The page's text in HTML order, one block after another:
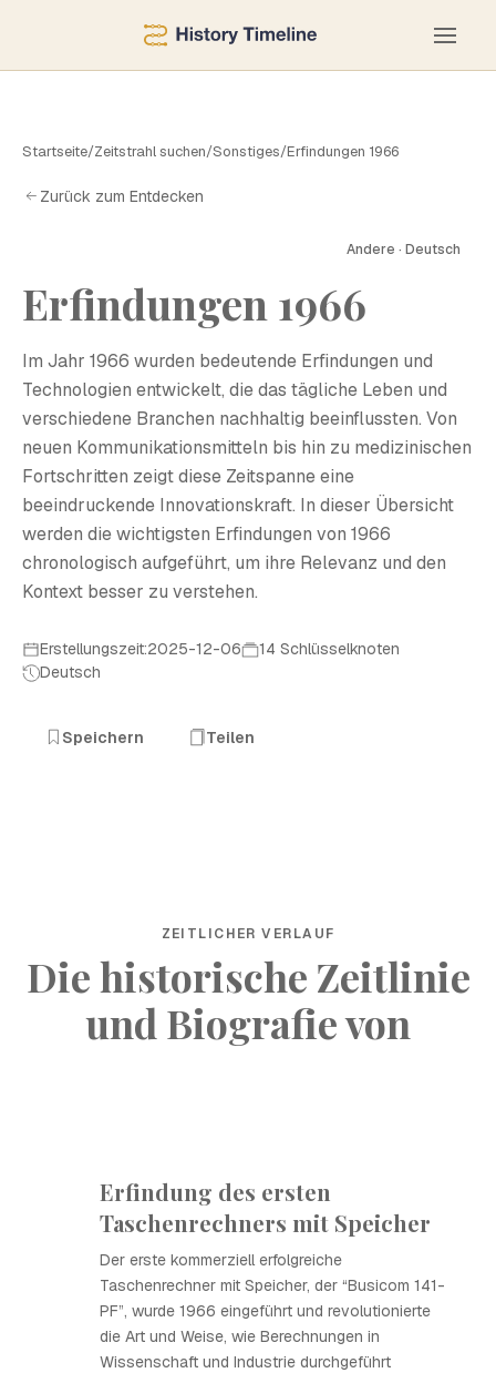
Startseite/Zeitstrahl suchen/Sonstiges/Erfindungen 1966
Zurück zum Entdecken
Andere · Deutsch
Erfindungen 1966
Im Jahr 1966 wurden bedeutende Erfindungen und
Technologien entwickelt, die das tägliche Leben und
verschiedene Branchen nachhaltig beeinflussten. Von
neuen Kommunikationsmitteln bis hin zu medizinischen
Fortschritten zeigt diese Zeitspanne eine
beeindruckende Innovationskraft. In dieser Übersicht
werden die wichtigsten Erfindungen von 1966
chronologisch aufgeführt, um ihre Relevanz und den
Kontext besser zu verstehen.
Erstellungszeit:2025-12-06
14 Schlüsselknoten
Deutsch
Speichern Teilen
ZEITLICHER VERLAUF
Die historische Zeitlinie
und Biografie von
Erfindung des ersten
Taschenrechners mit Speicher
Der erste kommerziell erfolgreiche
Taschenrechner mit Speicher, der “Busicom 141-
PF”, wurde 1966 eingeführt und revolutionierte
die Art und Weise, wie Berechnungen in
Wissenschaft und Industrie durchgeführt